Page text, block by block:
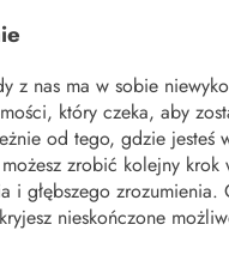
z nas ma w sobie
który czeka, aby
od tego, gdzie jesteś
zrobić kolejny krok
i głębszego
nieskończone